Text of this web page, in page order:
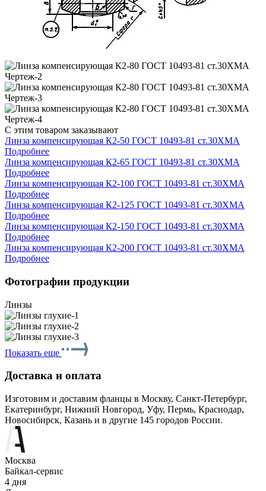
С этим товаром заказывают
Линза компенсирующая К2-50 ГОСТ 10493-81 ст.30ХМА
Подробнее
Линза компенсирующая К2-65 ГОСТ 10493-81 ст.30ХМА
Подробнее
Линза компенсирующая К2-100 ГОСТ 10493-81 ст.30ХМА
Подробнее
Линза компенсирующая К2-125 ГОСТ 10493-81 ст.30ХМА
Подробнее
Линза компенсирующая К2-150 ГОСТ 10493-81 ст.30ХМА
Подробнее
Линза компенсирующая К2-200 ГОСТ 10493-81 ст.30ХМА
Подробнее
Фотографии продукции
Линзы
Показать еще
Доставка и оплата
Изготовим и доставим фланцы в Москву, Санкт-Петербург,
Екатеринбург, Нижний Новгород, Уфу, Пермь, Краснодар,
Новосибирск, Казань и в другие 145 городов России.
Москва
Байкал-сервис
4 дня